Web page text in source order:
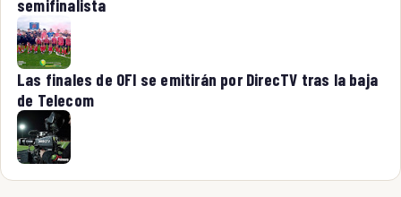
semifinalista
Las finales de OFI se emitirán por DirecTV tras la baja
de Telecom